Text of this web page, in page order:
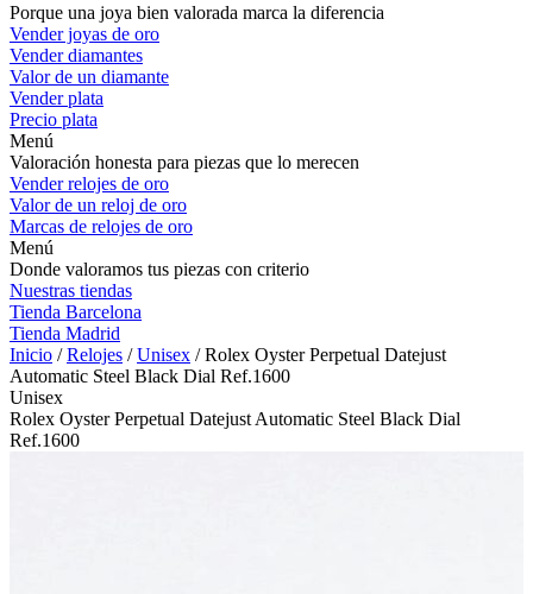
Porque una joya bien valorada marca la diferencia
Vender joyas de oro
Vender diamantes
Valor de un diamante
Vender plata
Precio plata
Menú
Valoración honesta para piezas que lo merecen
Vender relojes de oro
Valor de un reloj de oro
Marcas de relojes de oro
Menú
Donde valoramos tus piezas con criterio
Nuestras tiendas
Tienda Barcelona
Tienda Madrid
Inicio /Relojes /Unisex / Rolex Oyster Perpetual Datejust
Automatic Steel Black Dial Ref.1600
Unisex
Rolex Oyster Perpetual Datejust Automatic Steel Black Dial
Ref.1600